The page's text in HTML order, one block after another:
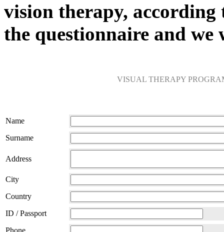
vision therapy,
the questionnaire and we
VISUAL THERAPY
Name
Surname
Address
City
Country
ID / Passport
Phone